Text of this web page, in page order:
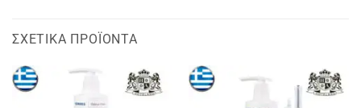
ΣΧΕΤΙΚΆ ΠΡΟΪΌΝΤΑ